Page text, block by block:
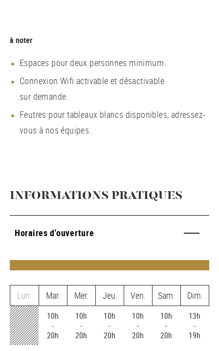
à noter
Espaces pour deux personnes minimum.
Connexion Wifi activable et désactivable
sur demande.
Feutres pour tableaux blancs disponibles, adressez-
vous à nos équipes.
INFORMATIONS PRATIQUES
Horaires d'ouverture
Lun. Mar. Mer. Jeu. Ven. Sam. Dim.
10h
-
20h
10h
-
20h
10h
-
20h
10h
-
20h
10h
-
20h
13h
-
19h